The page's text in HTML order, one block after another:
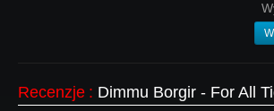
Recenzje : Dimmu Borgir - For All